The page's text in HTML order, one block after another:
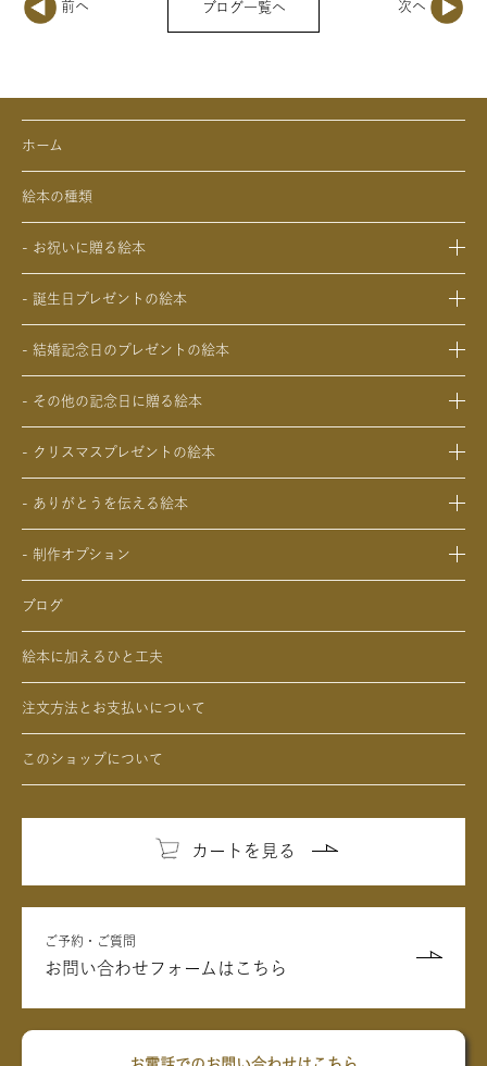
ブログ一覧へ
ホーム
絵本の種類
- お祝いに贈る絵本
- 結婚祝いの絵本
- 入園・入学／卒園・卒業祝いの絵本
- 還暦祝いの絵本
- 誕生日プレゼントの絵本
- 小学生の子供への誕生日プレゼントの絵本
- 20歳の誕生日プレゼントの絵本
- 女性、妻、彼女、女友達への誕生日プレゼントの絵本
- 男性、夫、彼氏、男友達への誕生日プレゼントの絵本
- 結婚記念日のプレゼントの絵本
- 両親への結婚記念日の絵本
- その他の記念日に贈る絵本
- バレンタインデー / ホワイトデーの絵本
- 敬老の日のプレゼントの絵本
- クリスマスプレゼントの絵本
- 中学生、高校生、大学生へのクリスマスプレゼントの絵本
- 女性、彼女、妻、女友達へのクリスマスプレゼントの絵本
- ありがとうを伝える絵本
- 制作オプション
ブログ
絵本に加えるひと工夫
注文方法とお支払いについて
このショップについて
カートを見る
ご予約・ご質問
お問い合わせフォームはこちら